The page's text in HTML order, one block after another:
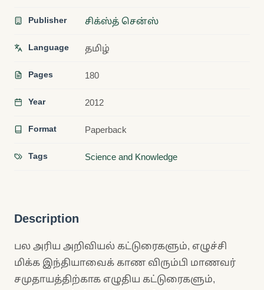
Publisher சிக்ஸ்த் சென்ஸ்
Language தமிழ்
Pages 180
Year 2012
Format Paperback
Tags Science and Knowledge
Description
பல அரிய அறிவியல் கட்டுரைகளும், எழுச்சி
மிக்க இந்தியாவைக் காண விரும்பி மாணவர்
சமுதாயத்திற்காக எழுதிய கட்டுரைகளும்,